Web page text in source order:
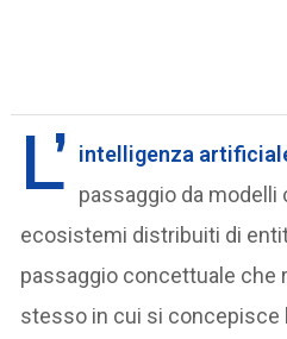
L’ intelligenza
passaggio da modelli
ecosistemi distribuiti di
passaggio concettuale che
stesso in cui si concepisce